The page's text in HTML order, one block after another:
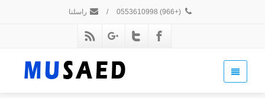
(+966) 0553610998
/ راسلنا